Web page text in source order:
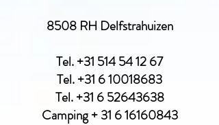
8508 RH Delfstrahuizen
Tel.+31 514 54 12 67
Tel.+31 6 10018683
Tel.+31 6 52643638
Camping + 31 6 16160843